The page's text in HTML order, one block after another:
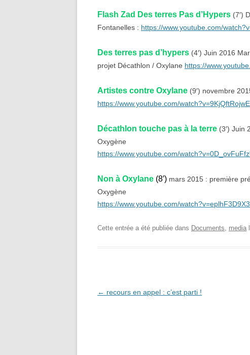
Flash Zad Des terres Pas d’Hypers (7′)
Fontanelles : https://www.youtube.com/
Des terres pas d’hypers (4′) Juin 2016
projet Décathlon / Oxylane https://
Artistes contre Oxylane (9′) novembre
https://www.youtube.com/watch?v=9KjQftRojwE
Décathlon touche pas à la terre (3′) Juin
Oxygène
https://www.youtube.com/
Non à Oxylane (8′) mars 2015 : première
Oxygène
https://www.youtube.com/
Cette entrée a été publiée dans Documents, media
Navigation
← recours en appel : c’est parti !